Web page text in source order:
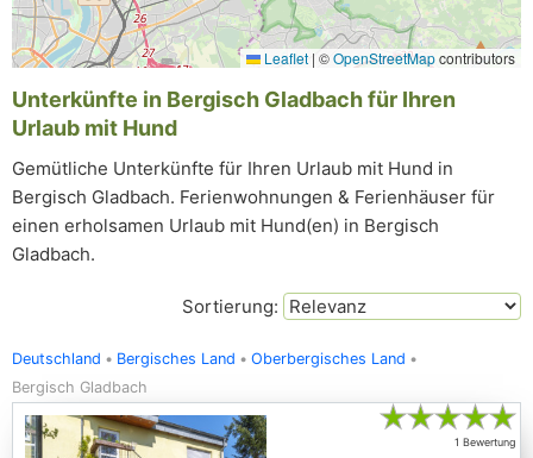
Leaflet | ©OpenStreetMapcontributors
Unterkünfte in Bergisch Gladbach für Ihren
Urlaub mit Hund
Gemütliche Unterkünfte für Ihren Urlaub mit Hund in
Bergisch Gladbach. Ferienwohnungen & Ferienhäuser für
einen erholsamen Urlaub mit Hund(en) in Bergisch
Gladbach.
Sortierung:
Deutschland Bergisches Land
Oberbergisches Land
Bergisch Gladbach
★★★★★
1 Bewertung